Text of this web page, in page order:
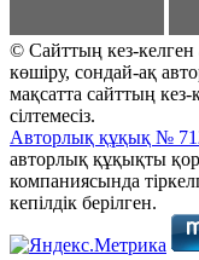
© Сайттың кез-
көшіру, сондай-ақ
мақсатта сайттың
сілтемесіз.
Авторлық құқық №
авторлық құқықты
компаниясында
кепілдік берілген.